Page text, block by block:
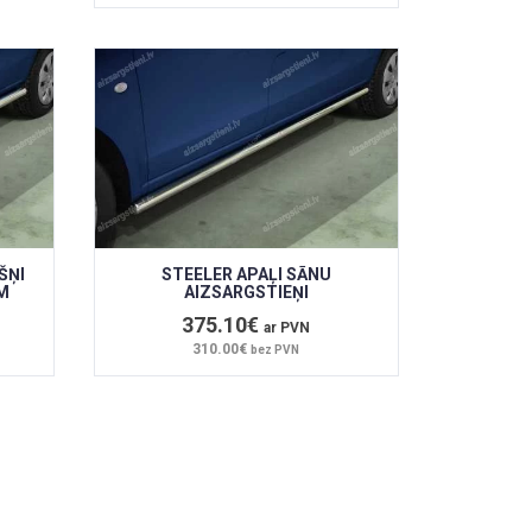
STEELER APAĻI SĀNU
AIZSARGSTIEŅI
375.10€ar PVN
310.00€bez PVN